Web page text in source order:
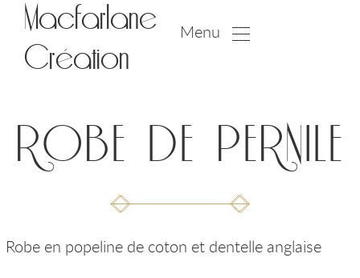
Macfarlane
Création
Menu
ROBE DE PERNILE
Robe en popeline de coton et dentelle anglaise